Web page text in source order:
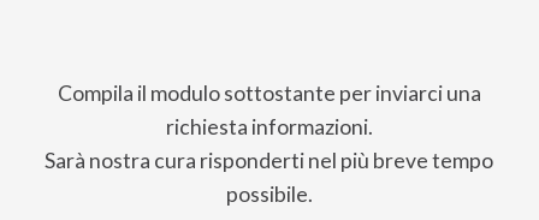
Compila il modulo sottostante per inviarci una
richiesta informazioni.
Sarà nostra cura risponderti nel più breve tempo
possibile.